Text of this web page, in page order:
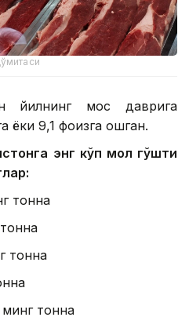
йилнинг мос даврига
ёки 9,1 фоизга ошган.
энг кўп мол гўшти
тонна
тонна
тонна